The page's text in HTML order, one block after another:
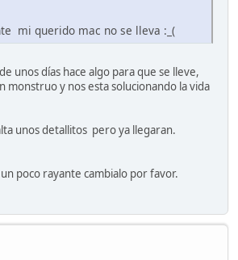
mi querido mac no se lleva :_(
unos días hace algo para que se lleve,
monstruo y nos esta solucionando la vida
unos detallitos pero ya llegaran.
poco rayante cambialo por favor.